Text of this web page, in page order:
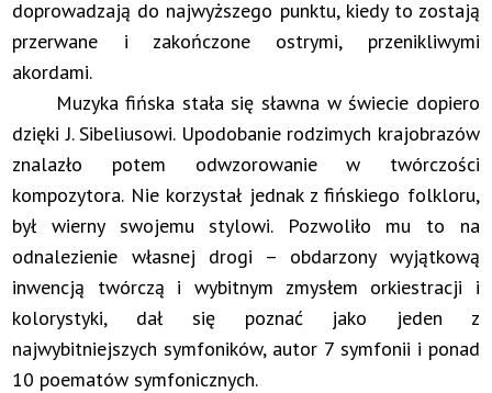
doprowadzają do najwyższego punktu, kiedy to zostają
przerwane i zakończone ostrymi, przenikliwymi
akordami.
Muzyka fińska stała się sławna w świecie dopiero
dzięki J. Sibeliusowi. Upodobanie rodzimych krajobrazów
znalazło potem odwzorowanie w twórczości
kompozytora. Nie korzystał jednak z fińskiego folkloru,
był wierny swojemu stylowi. Pozwoliło mu to na
odnalezienie własnej drogi – obdarzony wyjątkową
inwencją twórczą i wybitnym zmysłem orkiestracji i
kolorystyki, dał się poznać jako jeden z
najwybitniejszych symfoników, autor 7 symfonii i ponad
10 poematów symfonicznych.